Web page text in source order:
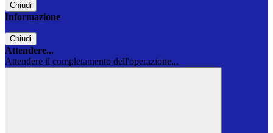
Chiudi
Informazione
Chiudi
Attendere...
Attendere il completamento dell'operazione...